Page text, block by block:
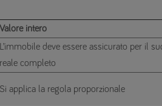
Valore intero
L’immobile deve essere assicurato per il
reale completo
Si applica la regola proporzionale